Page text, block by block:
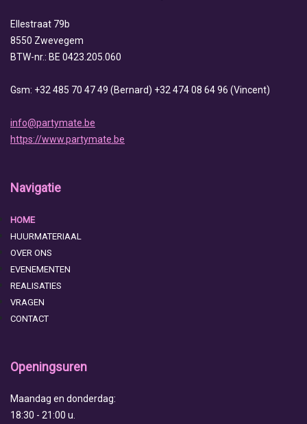
Ellestraat 79b
8550 Zwevegem
BTW-nr.: BE 0423.205.060
Gsm: +32 485 70 47 49 (Bernard) +32 474 08 64 96 (Vincent)
info@partymate.be
https://www.partymate.be
Navigatie
HOME
HUURMATERIAAL
OVER ONS
EVENEMENTEN
REALISATIES
VRAGEN
CONTACT
Openingsuren
Maandag en donderdag:
18:30 - 21:00 u.